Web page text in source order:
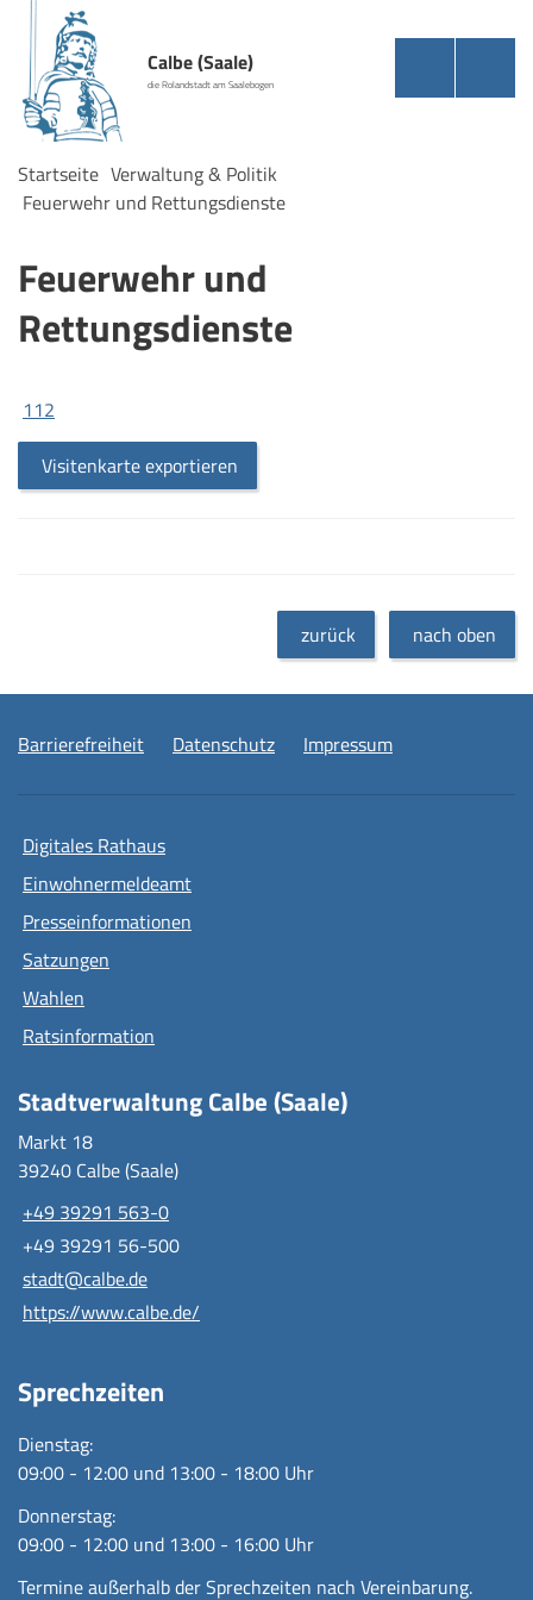
Calbe (Saale)
die Rolandstadt am Saalebogen
Startseite Verwaltung & Politik
Feuerwehr und Rettungsdienste
Feuerwehr und
Rettungsdienste
112
Visitenkarte exportieren
zurück nach oben
Barrierefreiheit Datenschutz Impressum
Digitales Rathaus
Einwohnermeldeamt
Presseinformationen
Satzungen
Wahlen
Ratsinformation
Stadtverwaltung Calbe (Saale)
Markt 18
39240 Calbe (Saale)
+49 39291 563-0
+49 39291 56-500
stadt@calbe.de
https://www.calbe.de/
Sprechzeiten
Dienstag:
09:00 - 12:00 und 13:00 - 18:00 Uhr
Donnerstag:
09:00 - 12:00 und 13:00 - 16:00 Uhr
Termine außerhalb der Sprechzeiten nach Vereinbarung.